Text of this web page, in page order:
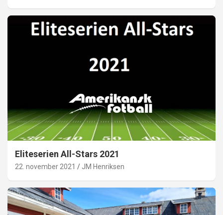
Eliteserien All-Stars 2021
22. november 2021 JM Henriksen